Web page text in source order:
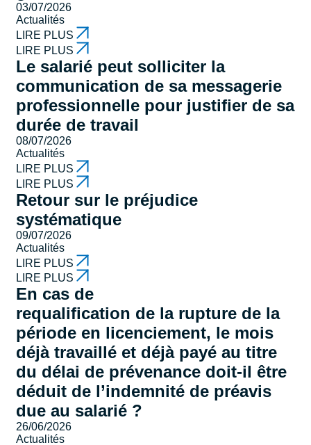
03/07/2026
Actualités
LIRE PLUS
LIRE PLUS
Le salarié peut solliciter la
communication de sa messagerie
professionnelle pour justifier de sa
durée de travail
08/07/2026
Actualités
LIRE PLUS
LIRE PLUS
Retour sur le préjudice
systématique
09/07/2026
Actualités
LIRE PLUS
LIRE PLUS
En cas de
requalification de la rupture de la
période en licenciement, le mois
déjà travaillé et déjà payé au titre
du délai de prévenance doit-il être
déduit de l’indemnité de préavis
due au salarié ?
26/06/2026
Actualités